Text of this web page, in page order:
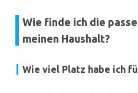
Wie finde ich die
meinen Haushalt?
Wie viel Platz habe ich